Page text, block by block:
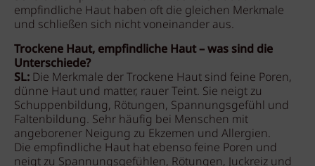
empfindliche Haut haben oft die gleichen Merkmale
und schließen sich nicht voneinander aus.
Trockene Haut, empfindliche Haut – was sind die
Unterschiede?
SL: Die Merkmale der Trockene Haut sind feine Poren,
dünne Haut und matter, rauer Teint. Sie neigt zu
Schuppenbildung, Rötungen, Spannungsgefühl und
Faltenbildung. Sehr häufig bei Menschen mit
angeborener Neigung zu Ekzemen und Allergien.
Die empfindliche Haut hat ebenso feine Poren und
neigt zu Spannungsgefühlen, Rötungen, Juckreiz und